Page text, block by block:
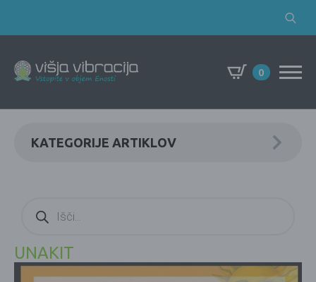
Search
0
KATEGORIJE ARTIKLOV
search
UNAKIT